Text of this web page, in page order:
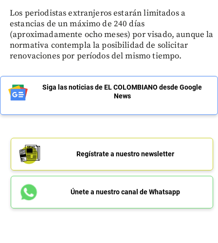
Los periodistas extranjeros estarán limitados a
estancias de un máximo de 240 días
(aproximadamente ocho meses) por visado, aunque la
normativa contempla la posibilidad de solicitar
renovaciones por períodos del mismo tiempo.
Siga las noticias de EL COLOMBIANO desde Google
News
Regístrate a nuestro newsletter
Únete a nuestro canal de Whatsapp